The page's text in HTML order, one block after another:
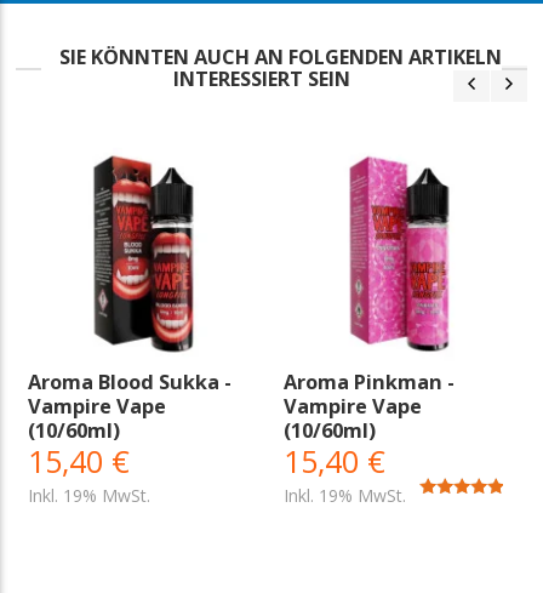
SIE KÖNNTEN AUCH AN FOLGENDEN ARTIKELN
INTERESSIERT SEIN
Aroma Blood Sukka -
Vampire Vape
(10/60ml)
15,40 €
Inkl. 19% MwSt.
Aroma Pinkman -
Vampire Vape
(10/60ml)
15,40 €
Inkl. 19% MwSt.